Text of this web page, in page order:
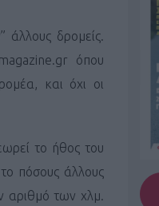
άλλους δρομείς.
όπου
και όχι οι
το ήθος του
πόσους άλλους
αριθμό των χλμ.